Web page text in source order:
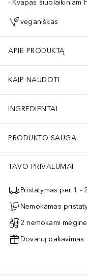
Kvapas šiuolaikiniam
veganiškas
APIE PRODUKTĄ
KAIP NAUDOTI
INGREDIENTAI
PRODUKTO SAUGA
TAVO PRIVALUMAI
Pristatymas per 1 -
Nemokamas
2 nemokami
Dovanų pakavimas